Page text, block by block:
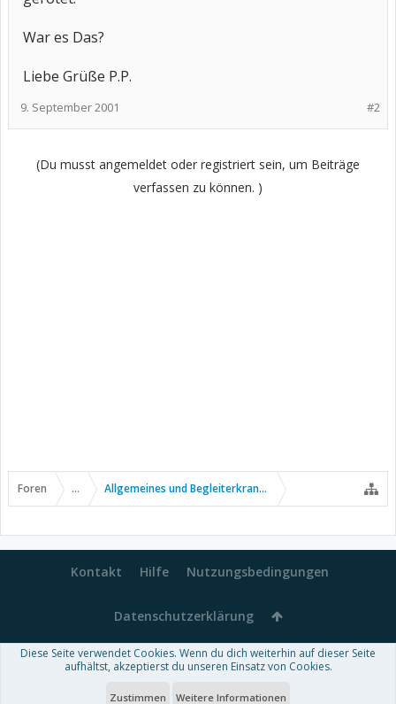
War es Das?
Liebe Grüße P.P.
#2
9. September 2001
(Du musst angemeldet oder registriert sein, um Beiträge
verfassen zu können. )
Foren ... Allgemeines und Begleiterkrankungen
Kontakt Hilfe Nutzungsbedingungen
Datenschutzerklärung
Forum software by XenForo™-Deutsch von xenDach
Theme designed byThemeHouse
Diese Seite verwendet Cookies. Wenn du dich weiterhin auf dieser Seite
aufhältst, akzeptierst du unseren Einsatz von Cookies.
Zustimmen Weitere Informationen